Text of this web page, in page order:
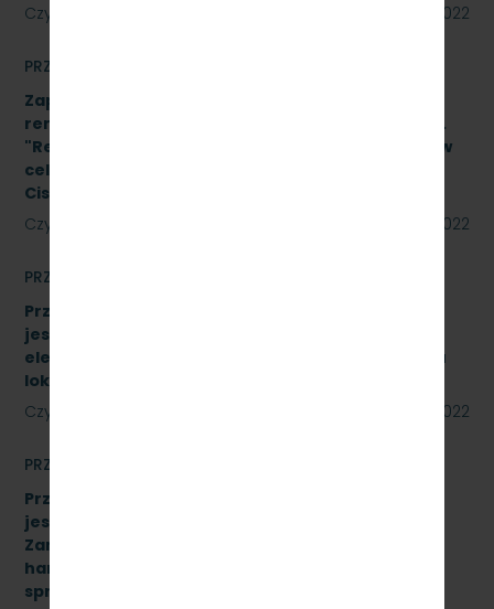
Czytaj dalej
15 czerwca 2022
PRZETARGI
Zapytanie ofertowe na wykonanie prac
remontowych w oparciu o Projekt Wykonawcy pn.
"Remont pomieszczeń magazynu w budynku A-1 w
celu adaptacji na biuro na terenie SKM Gdynia
Cisowa Postojowa".
Czytaj dalej
09 czerwca 2022
PRZETARGI
Przetarg nieograniczony, którego przedmiotem
jest sprzedaż podróżnym biletów kartkowych i z
elektronicznych kas fiskalnych typu POS- w pięciu
lokalizacjach [SKMMU.086.33.22]
Czytaj dalej
31 maja 2022
PRZETARGI
Przetarg nieograniczony, którego przedmiotem
jest „sukcesywna dostawa do siedziby
Zamawiającego – 9.525 szt. żeliwnych wstawek
hamulcowych z dylatacjami typu DO-B-380, znak
sprawy: SKMMU.086.32.22